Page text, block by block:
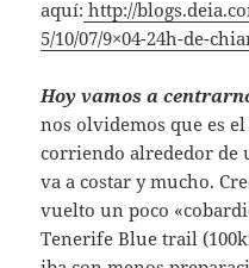
aquí: http://
5/10/07/9×04-24h-de-
Hoy vamos a
nos olvidemos que es
corriendo alrededor de
va a costar y mucho.
vuelto un poco
Tenerife Blue trail